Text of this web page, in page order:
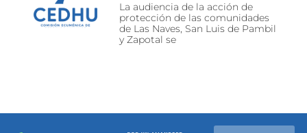
La audiencia de la acción de
protección de las comunidades
de Las Naves, San Luis de Pambil
y Zapotal se